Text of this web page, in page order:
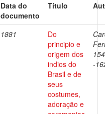
Data do
documento
Título
1881
Do
principio e
origem dos
indios do
Brasil e de
seus
costumes,
adoração e
-